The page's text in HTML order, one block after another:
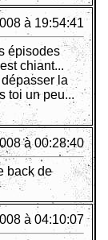
à 19:54:41
épisodes
chiant...
la
toi un peu...
à 00:28:40
back de
à 04:10:07